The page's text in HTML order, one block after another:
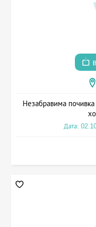
Незабравима
Дата: